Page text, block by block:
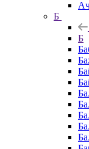
Б
Б